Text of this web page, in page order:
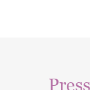
Press